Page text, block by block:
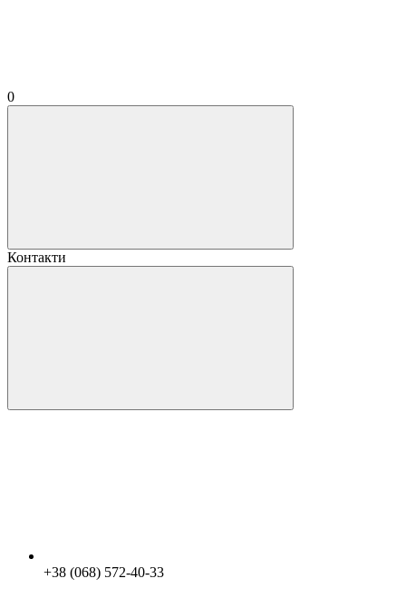
0
Контакти
+38 (068) 572-40-33